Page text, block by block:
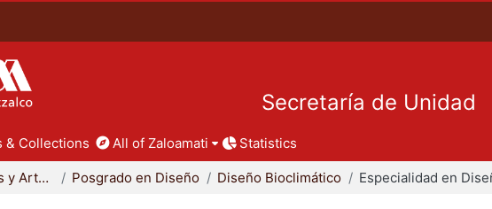
Secretaría de Unidad
& Collections All of Zaloamati Statistics
División de Ciencias y Artes para el Diseño Posgrado en Diseño Diseño Bioclimático